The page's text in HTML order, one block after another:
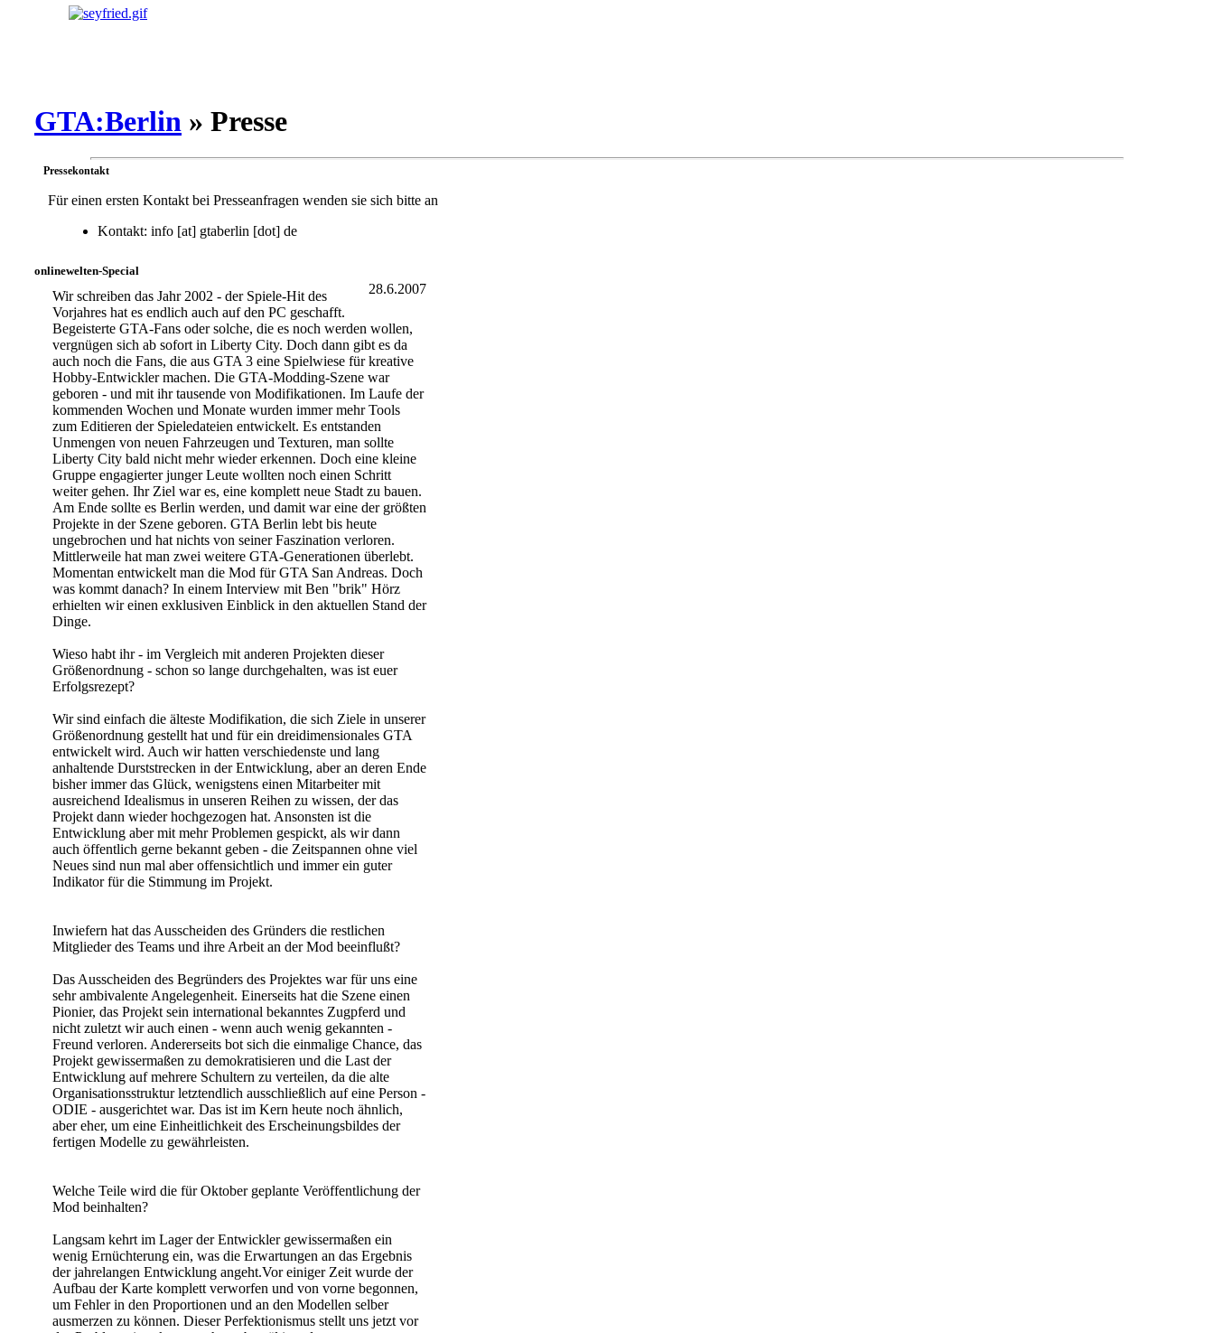
GTA:Berlin » Presse
Pressekontakt
Für einen ersten Kontakt bei Presseanfragen wenden sie sich bitte an
Kontakt: info [at] gtaberlin [dot] de
28.6.2007
onlinewelten-Special
Wir schreiben das Jahr 2002 - der Spiele-Hit des
Vorjahres hat es endlich auch auf den PC geschafft.
Begeisterte GTA-Fans oder solche, die es noch werden wollen,
vergnügen sich ab sofort in Liberty City. Doch dann gibt es da
auch noch die Fans, die aus GTA 3 eine Spielwiese für kreative
Hobby-Entwickler machen. Die GTA-Modding-Szene war
geboren - und mit ihr tausende von Modifikationen. Im Laufe der
kommenden Wochen und Monate wurden immer mehr Tools
zum Editieren der Spieledateien entwickelt. Es entstanden
Unmengen von neuen Fahrzeugen und Texturen, man sollte
Liberty City bald nicht mehr wieder erkennen. Doch eine kleine
Gruppe engagierter junger Leute wollten noch einen Schritt
weiter gehen. Ihr Ziel war es, eine komplett neue Stadt zu bauen.
Am Ende sollte es Berlin werden, und damit war eine der größten
Projekte in der Szene geboren. GTA Berlin lebt bis heute
ungebrochen und hat nichts von seiner Faszination verloren.
Mittlerweile hat man zwei weitere GTA-Generationen überlebt.
Momentan entwickelt man die Mod für GTA San Andreas. Doch
was kommt danach? In einem Interview mit Ben "brik" Hörz
erhielten wir einen exklusiven Einblick in den aktuellen Stand der
Dinge.
Wieso habt ihr - im Vergleich mit anderen Projekten dieser
Größenordnung - schon so lange durchgehalten, was ist euer
Erfolgsrezept?
Wir sind einfach die älteste Modifikation, die sich Ziele in unserer
Größenordnung gestellt hat und für ein dreidimensionales GTA
entwickelt wird. Auch wir hatten verschiedenste und lang
anhaltende Durststrecken in der Entwicklung, aber an deren Ende
bisher immer das Glück, wenigstens einen Mitarbeiter mit
ausreichend Idealismus in unseren Reihen zu wissen, der das
Projekt dann wieder hochgezogen hat. Ansonsten ist die
Entwicklung aber mit mehr Problemen gespickt, als wir dann
auch öffentlich gerne bekannt geben - die Zeitspannen ohne viel
Neues sind nun mal aber offensichtlich und immer ein guter
Indikator für die Stimmung im Projekt.
Inwiefern hat das Ausscheiden des Gründers die restlichen
Mitglieder des Teams und ihre Arbeit an der Mod beeinflußt?
Das Ausscheiden des Begründers des Projektes war für uns eine
sehr ambivalente Angelegenheit. Einerseits hat die Szene einen
Pionier, das Projekt sein international bekanntes Zugpferd und
nicht zuletzt wir auch einen - wenn auch wenig gekannten -
Freund verloren. Andererseits bot sich die einmalige Chance, das
Projekt gewissermaßen zu demokratisieren und die Last der
Entwicklung auf mehrere Schultern zu verteilen, da die alte
Organisationsstruktur letztendlich ausschließlich auf eine Person -
ODIE - ausgerichtet war. Das ist im Kern heute noch ähnlich,
aber eher, um eine Einheitlichkeit des Erscheinungsbildes der
fertigen Modelle zu gewährleisten.
Welche Teile wird die für Oktober geplante Veröffentlichung der
Mod beinhalten?
Langsam kehrt im Lager der Entwickler gewissermaßen ein
wenig Ernüchterung ein, was die Erwartungen an das Ergebnis
der jahrelangen Entwicklung angeht.Vor einiger Zeit wurde der
Aufbau der Karte komplett verworfen und von vorne begonnen,
um Fehler in den Proportionen und an den Modellen selber
ausmerzen zu können. Dieser Perfektionismus stellt uns jetzt vor